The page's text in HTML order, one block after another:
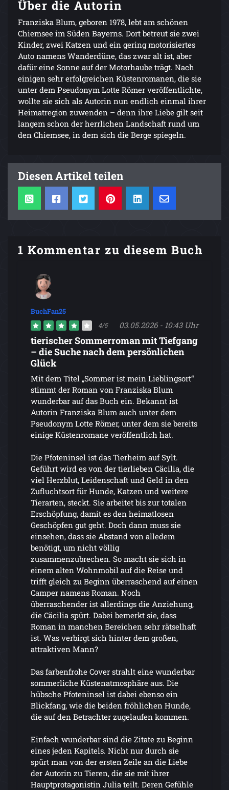
Über die Autorin
Franziska Blum, geboren 1978, lebt am schönen
Chiemsee im Süden Bayerns. Dort betreut sie zwei
Kinder, zwei Katzen und ein gering motorisiertes
Auto namens Wanderdüne, das zwar alt ist, aber
dafür eine Sonne auf der Motorhaube trägt. Nach
einigen sehr erfolgreichen Küstenromanen, die sie
unter dem Pseudonym Lotte Römer veröffentlichte,
wollte sie sich als Autorin nun endlich einmal ihrer
Heimatregion zuwenden – denn ihre Liebe gilt seit
langem schon der herrlichen Landschaft rund um
den Chiemsee, in dem sich die Berge spiegeln.
Diesen Artikel teilen
1 Kommentar zu diesem Buch
BuchFan25
4/5 03.05.2026 - 10:43 Uhr
tierischer Sommerroman mit Tiefgang
– die Suche nach dem persönlichen
Glück
Mit dem Titel „Sommer ist mein Lieblingsort“
stimmt der Roman von Franziska Blum
wunderbar auf das Buch ein. Bekannt ist
Autorin Franziska Blum auch unter dem
Pseudonym Lotte Römer, unter dem sie bereits
einige Küstenromane veröffentlich hat.
Die Pfoteninsel ist das Tierheim auf Sylt.
Geführt wird es von der tierlieben Cäcilia, die
viel Herzblut, Leidenschaft und Geld in den
Zufluchtsort für Hunde, Katzen und weitere
Tierarten, steckt. Sie arbeitet bis zur totalen
Erschöpfung, damit es den heimatlosen
Geschöpfen gut geht. Doch dann muss sie
einsehen, dass sie Abstand von alledem
benötigt, um nicht völlig
zusammenzubrechen. So macht sie sich in
einem alten Wohnmobil auf die Reise und
trifft gleich zu Beginn überraschend auf einen
Camper namens Roman. Noch
überraschender ist allerdings die Anziehung,
die Cäcilia spürt. Dabei bemerkt sie, dass
Roman in manchen Bereichen sehr rätselhaft
ist. Was verbirgt sich hinter dem großen,
attraktiven Mann?
Das farbenfrohe Cover strahlt eine wunderbar
sommerliche Küstenatmosphäre aus. Die
hübsche Pfoteninsel ist dabei ebenso ein
Blickfang, wie die beiden fröhlichen Hunde,
die auf den Betrachter zugelaufen kommen.
Einfach wunderbar sind die Zitate zu Beginn
eines jeden Kapitels. Nicht nur durch sie
spürt man von der ersten Zeile an die Liebe
der Autorin zu Tieren, die sie mit ihrer
Hauptprotagonistin Julia teilt. Deren Gefühle